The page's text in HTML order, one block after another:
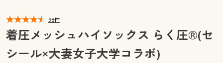
マイページ
閲覧履歴
閲覧履歴 98件
着圧メッシュハイソックス らく圧®(セ
シール×大妻女子大学コラボ)